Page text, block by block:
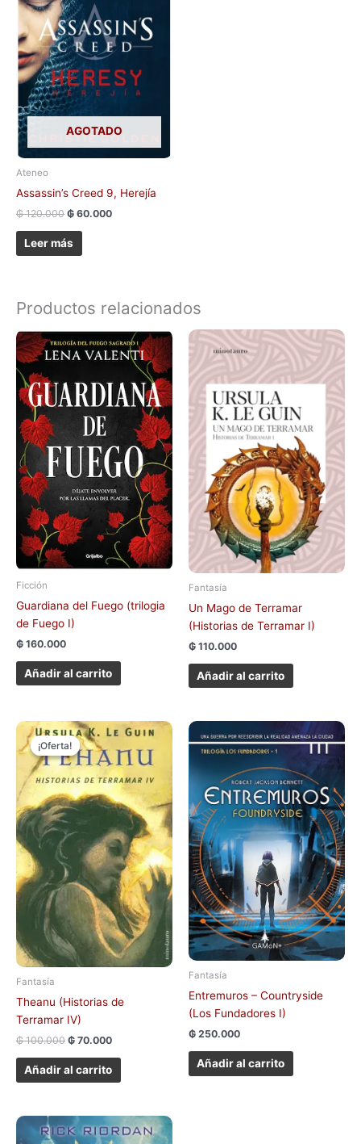
AGOTADO
Ateneo
Assassin’s Creed 9, Herejía
₲120.000 ₲ 60.000
Leer más
Productos relacionados
Ficción
Guardiana del Fuego (trilogia
de Fuego I)
₲ 160.000
Añadir al carrito
Fantasía
Un Mago de Terramar
(Historias de Terramar I)
₲ 110.000
Añadir al carrito
¡Oferta!
¡Oferta!
Fantasía
Theanu (Historias de
Terramar IV)
₲100.000
El
precio
original
era:
₲ 100.000.
₲ 70.000
El
precio
actual
es:
₲ 70.000.
Añadir al carrito
Fantasía
Entremuros – Countryside
(Los Fundadores I)
₲ 250.000
Añadir al carrito